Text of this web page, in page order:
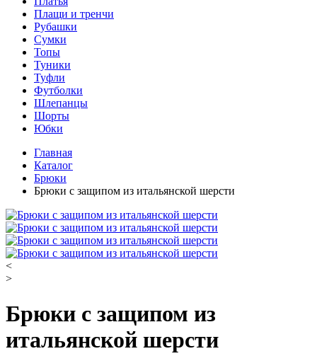
Плащи и тренчи
Рубашки
Сумки
Топы
Туники
Туфли
Футболки
Шлепанцы
Шорты
Юбки
Главная
Каталог
Брюки
Брюки с защипом из итальянской шерсти
<
>
Брюки с защипом из
итальянской шерсти